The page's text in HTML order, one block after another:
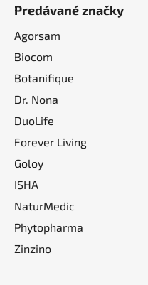
Predávané značky
Agorsam
Biocom
Botanifique
Dr. Nona
DuoLife
Forever Living
Goloy
ISHA
NaturMedic
Phytopharma
Zinzino